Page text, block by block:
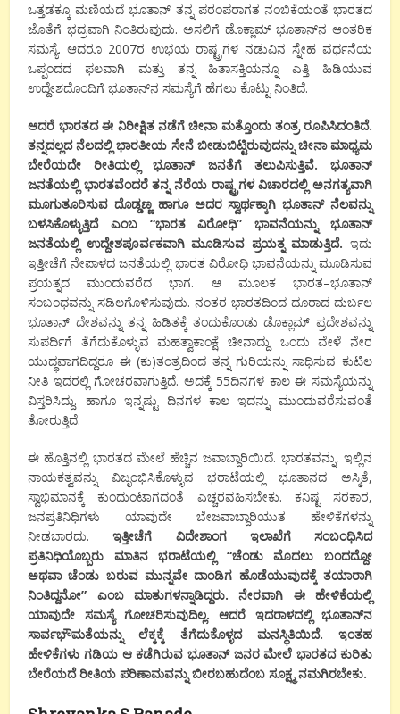
ಒತ್ತಡಕ್ಕೂ ಮಣಿಯದೆ ಭೂತಾನ್ ತನ್ನ ಪರಂಪರಾಗತ ನಂಬಿಕೆಯಂತೆ ಭಾರತದ
ಜೊತೆಗೆ ಭದ್ರವಾಗಿ ನಿಂತಿರುವುದು.ಅಸಲಿಗೆ ಡೊಕ್ಲಾಮ್ ಭೂತಾನ್ನ ಆಂತರಿಕ
ಸಮಸ್ಯೆ.ಆದರೂ 2007ರ ಉಭಯ ರಾಷ್ಟ್ರಗಳ ನಡುವಿನ ಸ್ನೇಹ ವರ್ಧನೆಯ
ಒಪ್ಪಂದದ
ಫಲವಾಗಿ ಮತ್ತು ತನ್ನ ಹಿತಾಸಕ್ತಿಯನ್ನೂ ಎತ್ತಿ
ಹಿಡಿಯುವ
ಉದ್ದೇಶದೊಂದಿಗೆ ಭೂತಾನ್ನ ಸಮಸ್ಯೆಗೆ ಹೆಗಲು ಕೊಟ್ಟು ನಿಂತಿದೆ.
ಆದರೆ ಭಾರತದ ಈ ನಿರೀಕ್ಷಿತ ನಡೆಗೆ ಚೀನಾ ಮತ್ತೊಂದು ತಂತ್ರ ರೂಪಿಸಿದಂತಿದೆ.
ತನ್ನದಲ್ಲದ ನೆಲದಲ್ಲಿ ಭಾರತೀಯ ಸೇನೆ ಬೀಡುಬಿಟ್ಟಿರುವುದನ್ನು ಚೀನಾ ಮಾಧ್ಯಮ
ಬೇರೆಯದೇ
ರೀತಿಯಲ್ಲಿ ಭೂತಾನ್ ಜನತೆಗೆ ತಲುಪಿಸುತ್ತಿವೆ. ಭೂತಾನ್
ಜನತೆಯಲ್ಲಿ ಭಾರತವೆಂದರೆ ತನ್ನ ನೆರೆಯ ರಾಷ್ಟ್ರಗಳ ವಿಚಾರದಲ್ಲಿ ಅನಗತ್ಯವಾಗಿ
ಮೂಗುತೂರಿಸುವ ದೊಡ್ಡಣ್ಣ ಹಾಗೂ ಅದರ ಸ್ವಾರ್ಥಕ್ಕಾಗಿ ಭೂತಾನ್ ನೆಲವನ್ನು
ಬಳಸಿಕೊಳ್ಳುತ್ತಿದೆ
ಎಂಬ“ಭಾರತ ವಿರೋಧಿ”ಭಾವನೆಯನ್ನು
ಭೂತಾನ್
ಜನತೆಯಲ್ಲಿ ಉದ್ದೇಶಪೂರ್ವಕವಾಗಿ ಮೂಡಿಸುವ ಪ್ರಯತ್ನ ಮಾಡುತ್ತಿದೆ. ಇದು
ಇತ್ತೀಚೆಗೆ ನೇಪಾಳದ ಜನತೆಯಲ್ಲಿ ಭಾರತ ವಿರೋಧಿ ಭಾವನೆಯನ್ನು ಮೂಡಿಸುವ
ಪ್ರಯತ್ನದ
ಮುಂದುವರೆದ ಭಾಗ. ಆ ಮೂಲಕ ಭಾರತ–ಭೂತಾನ್
ಸಂಬಂಧವನ್ನು ಸಡಿಲಗೊಳಿಸುವುದು.ನಂತರ ಭಾರತದಿಂದ ದೂರಾದ ದುರ್ಬಲ
ಭೂತಾನ್ ದೇಶವನ್ನು ತನ್ನ ಹಿಡಿತಕ್ಕೆ ತಂದುಕೊಂಡು ಡೊಕ್ಲಾಮ್ ಪ್ರದೇಶವನ್ನು
ಸುಪರ್ದಿಗೆ ತೆಗೆದುಕೊಳ್ಳುವ ಮಹತ್ವಾಕಾಂಕ್ಷೆ ಚೀನಾದ್ದು. ಒಂದು ವೇಳೆ ನೇರ
ಯುದ್ಧವಾಗದಿದ್ದರೂ ಈ(ಕು)ತಂತ್ರದಿಂದ ತನ್ನ ಗುರಿಯನ್ನು ಸಾಧಿಸುವ ಕುಟಿಲ
ನೀತಿ ಇದರಲ್ಲಿ ಗೋಚರವಾಗುತ್ತಿದೆ. ಅದಕ್ಕೆ 55ದಿನಗಳ ಕಾಲ ಈ ಸಮಸ್ಯೆಯನ್ನು
ವಿಸ್ತರಿಸಿದ್ದು. ಹಾಗೂ ಇನ್ನಷ್ಟು ದಿನಗಳ ಕಾಲ ಇದನ್ನು ಮುಂದುವರೆಸುವಂತೆ
ತೋರುತ್ತಿದೆ.
ಈ ಹೊತ್ತಿನಲ್ಲಿ ಭಾರತದ ಮೇಲೆ ಹೆಚ್ಚಿನ ಜವಾಬ್ದಾರಿಯಿದೆ. ಭಾರತವನ್ನು, ಇಲ್ಲಿನ
ನಾಯಕತ್ವವನ್ನು
ವಿಜೃಂಭಿಸಿಕೊಳ್ಳುವ ಭರಾಟೆಯಲ್ಲಿ ಭೂತಾನದ ಅಸ್ಮಿತೆ,
ಸ್ವಾಭಿಮಾನಕ್ಕೆ
ಕುಂದುಂಟಾಗದಂತೆ ಎಚ್ಚರವಹಿಸಬೇಕು. ಕನಿಷ್ಟ ಸರಕಾರ,
ಜನಪ್ರತಿನಿಧಿಗಳು
ಯಾವುದೇ ಬೇಜವಾಬ್ದಾರಿಯುತ
ಹೇಳಿಕೆಗಳನ್ನು
ನೀಡಬಾರದು.ಇತ್ತೀಚೆಗೆ ವಿದೇಶಾಂಗ ಇಲಾಖೆಗೆ
ಸಂಬಂಧಿಸಿದ
ಪ್ರತಿನಿಧಿಯೊಬ್ಬರು
ಮಾತಿನ ಭರಾಟೆಯಲ್ಲಿ “ಚೆಂಡು ಮೊದಲು
ಬಂದದ್ದೋ
ಅಥವಾ ಚೆಂಡು ಬರುವ ಮುನ್ನವೇ ದಾಂಡಿಗ ಹೊಡೆಯುವುದಕ್ಕೆ ತಯಾರಾಗಿ
ನಿಂತಿದ್ದನೋ” ಎಂಬ ಮಾತುಗಳನ್ನಾಡಿದ್ದರು.ನೇರವಾಗಿ ಈ
ಹೇಳಿಕೆಯಲ್ಲಿ
ಯಾವುದೇ ಸಮಸ್ಯೆ ಗೋಚರಿಸುವುದಿಲ್ಲ.ಆದರೆ ಇದರಾಳದಲ್ಲಿ ಭೂತಾನ್ನ
ಸಾರ್ವಭೌಮತೆಯನ್ನು
ಲೆಕ್ಕಕ್ಕೆ ತೆಗೆದುಕೊಳ್ಳದ ಮನಸ್ಥಿತಿಯಿದೆ. ಇಂತಹ
ಹೇಳಿಕೆಗಳು ಗಡಿಯ ಆ ಕಡೆಗಿರುವ ಭೂತಾನ್ ಜನರ ಮೇಲೆ ಭಾರತದ ಕುರಿತು
ಬೇರೆಯದೆ ರೀತಿಯ ಪರಿಣಾಮವನ್ನು ಬೀರಬಹುದೆಂಬ ಸೂಕ್ಷ್ಮ ನಮಗಿರಬೇಕು.